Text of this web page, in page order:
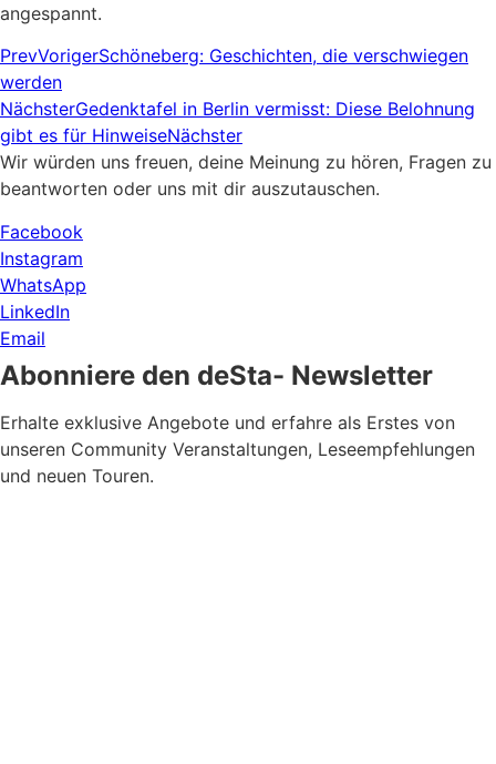
angespannt.
PrevVorigerSchöneberg: Geschichten, die verschwiegen
werden
NächsterGedenktafel in Berlin vermisst: Diese Belohnung
gibt es für HinweiseNächster
Wir würden uns freuen, deine Meinung zu hören, Fragen zu
beantworten oder uns mit dir auszutauschen.
Facebook
Instagram
WhatsApp
LinkedIn
Email
Abonniere den deSta- Newsletter
Erhalte exklusive Angebote und erfahre als Erstes von
unseren Community Veranstaltungen, Leseempfehlungen
und neuen Touren.